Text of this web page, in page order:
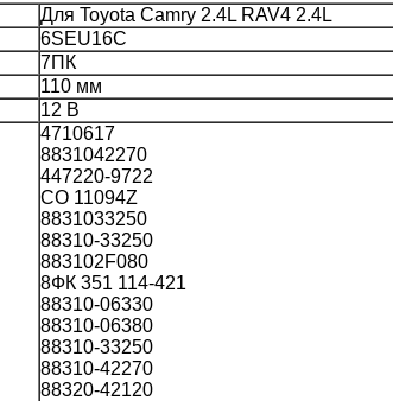
Для Toyota Camry 2.4L RAV4 2.4L
6SEU16C
7ПК
110 мм
12 В
4710617
8831042270
447220-9722
CO 11094Z
8831033250
88310-33250
883102F080
8ФК 351 114-421
88310-06330
88310-06380
88310-33250
88310-42270
88320-42120